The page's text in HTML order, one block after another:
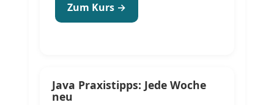
Zum Kurs →
Java Praxistipps: Jede Woche
neu